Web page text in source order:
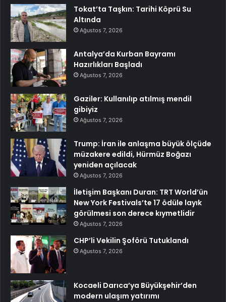
Tokat’ta Taşkın: Tarihi Köprü Su
Altında
Ağustos 7, 2026
Antalya’da Kurban Bayramı
Hazırlıkları Başladı
Ağustos 7, 2026
Gaziler: Kullanılıp atılmış mendil
gibiyiz
Ağustos 7, 2026
Trump: İran ile anlaşma büyük ölçüde
müzakere edildi, Hürmüz Boğazı
yeniden açılacak
Ağustos 7, 2026
İletişim Başkanı Duran: TRT World’ün
New York Festivals’te 17 ödüle layık
görülmesi son derece kıymetlidir
Ağustos 7, 2026
CHP’li Vekilin Şoförü Tutuklandı
Ağustos 7, 2026
Kocaeli Darıca’ya Büyükşehir’den
modern ulaşım yatırımı